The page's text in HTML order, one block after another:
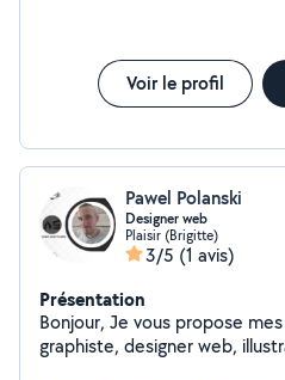
Voir le profil
Pawel Polanski
Designer web
Plaisir (Brigitte)
3/5 (1 avis)
Présentation
Bonjour, Je vous propose mes services en tant que
graphiste, designer web,